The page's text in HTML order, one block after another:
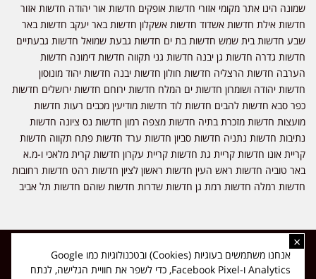
שמונה הינו אתר מקומי אזורי חדשות אופקים חדשות אור יהודה חדשות אזור
חדשות אילת חדשות אשדוד חדשות אשקלון חדשות באר יעקב חדשות באר
שבע חדשות בית שמש חדשות בת ים חדשות גבעת שמואל חדשות גבעתיים
חדשות גדרה חדשות גן יבנה חדשות גני תקווה חדשות דימונה חדשות
הערבה חדשות הרצליה חדשות חולון חדשות יבנה חדשות יהוד מונוסון
חדשות יהודה ושומרון חדשות ים המלח חדשות ירוחם חדשות ירושלים חדשות
כפר סבא חדשות להבים חדשות לוד חדשות מודיעין מכבים רעות חדשות
מועצות חדשות מזכרת בתיה חדשות מצפה רמון חדשות נס ציונה חדשות
נתיבות חדשות נתניה חדשות סביון חדשות ערד חדשות פתח תקווה חדשות
קריית אונו חדשות קריית גת חדשות קריית עקרון חדשות קרית מלאכי ו-מ.א
באר טוביה חדשות ראש העין חדשות ראשון לציון חדשות רהט חדשות רחובות
חדשות רמלה חדשות רמת גן חדשות שדרות חדשות שוהם חדשות תל אביב
כל הזכויות שמורות ל-ליזה ללוצאשווילי - חדשות אפס שמונה - דיווחים בזמן
אמת, נוסד בשנת 2019 | טל' לפרסומים 054-9759222 מייל מערכת
news08.net@gmail.com
×
אנחנו משתמשים בעוגיות (Cookies) ובטכנולוגיות כמו Google
Analytics ו-Facebook Pixel, כדי לשפר את חוויית הגלישה, לנתח